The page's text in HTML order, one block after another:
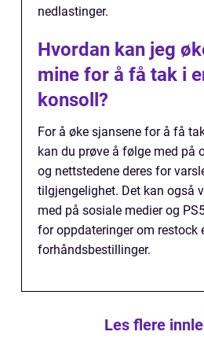
nedlastinger.
Hvordan kan jeg
mine for å få tak i
konsoll?
For å øke sjansene for å få
kan du prøve å følge med på
og nettstedene deres for
tilgjengelighet. Det kan også
med på sosiale medier og
for oppdateringer om restock
forhåndsbestillinger.
Les flere